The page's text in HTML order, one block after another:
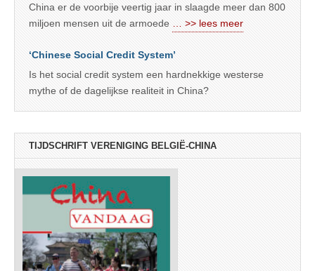
China er de voorbije veertig jaar in slaagde meer dan 800
miljoen mensen uit de armoede … >> lees meer
‘Chinese Social Credit System’
Is het social credit system een hardnekkige westerse
mythe of de dagelijkse realiteit in China?
TIJDSCHRIFT VERENIGING BELGIË-CHINA